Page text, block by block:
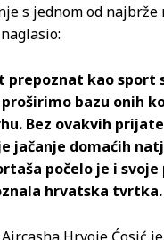
s jednom od
kao sport
bazu onih
Bez ovakvih
jačanje domaćih
počelo je i
hrvatska tvrtka.